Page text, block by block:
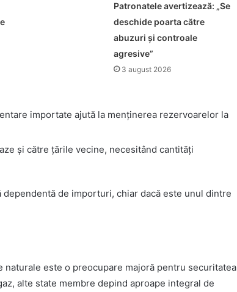
Patronatele avertizează: „Se
deschide poarta către
abuzuri și controale
agresive”
3 august 2026
importate ajută la menținerea rezervoarelor la
și către țările vecine, necesitând cantități
dependentă de importuri, chiar dacă este unul dintre
este o preocupare majoră pentru securitatea
alte state membre depind aproape integral de